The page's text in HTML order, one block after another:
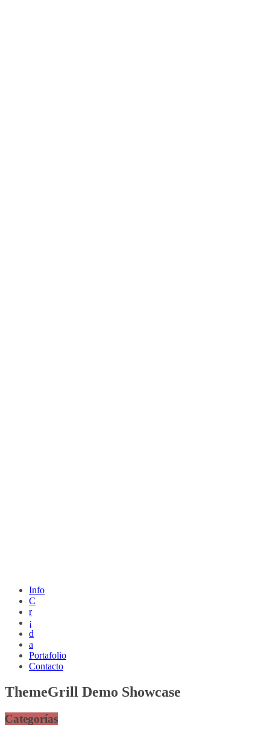
Info
C
r
¡
d
a
Portafolio
Contacto
ThemeGrill Demo Showcase
Categorías